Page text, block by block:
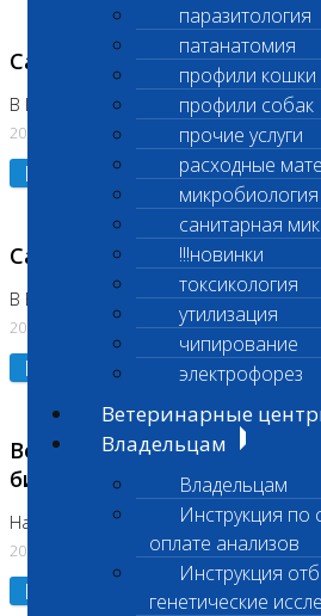
паразитология
патанатомия
профили кошки
профили собак
прочие услуги
расходные
санитарная
!!!новинки
токсикология
утилизация
чипирование
электрофорез
Ветеринарные
Владельцам
Владельцам
Инструкция по
оплате анализов
Инструкция
генетические
Санитарные дни
В Коломне 24.07.2026 и 28.07.2026
20.07.2026
Подробнее
Санитарный день
В Бутово 21.07.2026
20.07.2026
Подробнее
Возобновлено выполнение
биохимических
На Нагорной
20.07.2026
Подробнее